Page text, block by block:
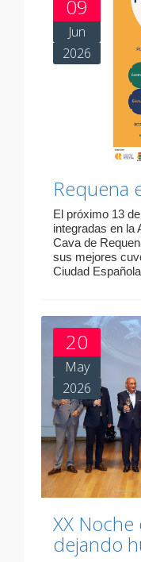
09
Jun
2026
Requena
El próximo 13
integradas en la
Cava de
sus mejores
Ciudad
20
May
2026
XX
dejando